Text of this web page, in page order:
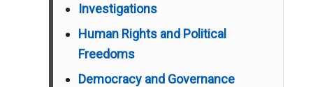
Investigations
Human Rights and Political
Freedoms
Democracy and Governance